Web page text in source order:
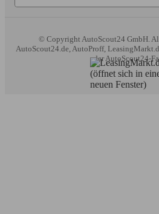
© Copyright AutoScout24 GmbH.
AutoScout24.de, AutoProff,
der AutoScout24-